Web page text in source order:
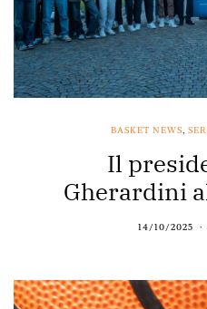
BASKET NEWS,
Il
Gherardini
14/10/2025